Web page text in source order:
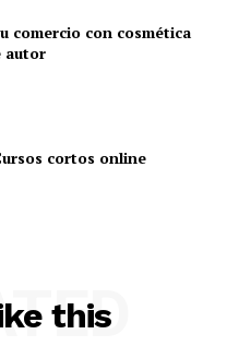
comercio con cosmética
autor
cortos online
this